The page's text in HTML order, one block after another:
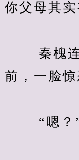
你父母其
秦槐连
前，一脸惊
“嗯？